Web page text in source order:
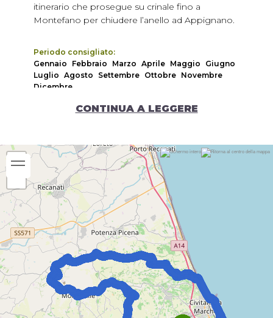
itinerario che prosegue su crinale fino a
Montefano per chiudere l’anello ad Appignano.
Periodo consigliato:
Gennaio
Febbraio Marzo Aprile Maggio
Giugno
Luglio Agosto Settembre Ottobre Novembre
Dicembre
CONTINUA A LEGGERE